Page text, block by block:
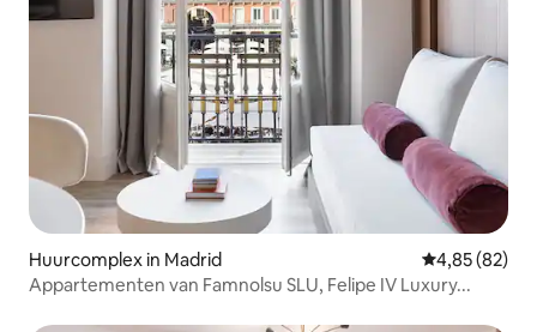
Huurcomplex in Madrid Gemiddelde
4,85 (82)
Appartementen van Famnolsu SLU, Felipe IV Luxury...